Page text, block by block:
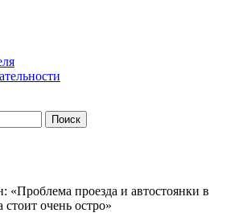
«Проблема проезда и автостоянки в
стоит очень остро»